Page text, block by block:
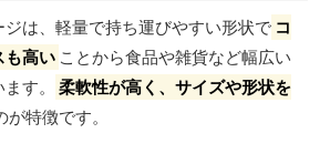
は、軽量で持ち運びやすい形状で コ
も高い ことから食品や雑貨など幅広い
す。
柔軟性が高く、サイズや形状を
が特徴です。